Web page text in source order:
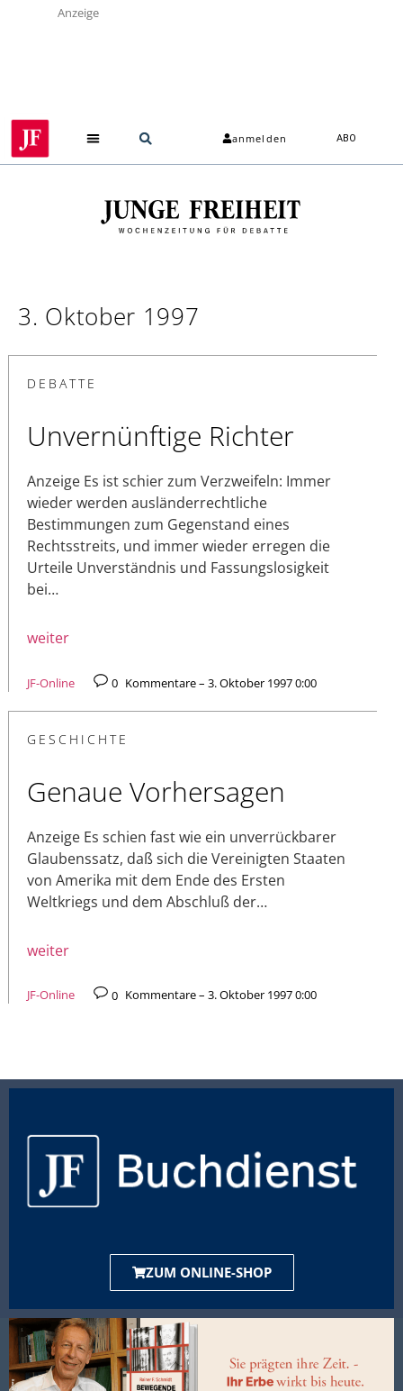
Anzeige
anmelden ABO
3. Oktober 1997
DEBATTE
Unvernünftige Richter
Anzeige Es ist schier zum Verzweifeln: Immer
wieder werden ausländerrechtliche
Bestimmungen zum Gegenstand eines
Rechtsstreits, und immer wieder erregen die
Urteile Unverständnis und Fassungslosigkeit
bei…
weiter
JF-Online 0 Kommentare – 3. Oktober 1997 0:00
GESCHICHTE
Genaue Vorhersagen
Anzeige Es schien fast wie ein unverrückbarer
Glaubenssatz, daß sich die Vereinigten Staaten
von Amerika mit dem Ende des Ersten
Weltkriegs und dem Abschluß der…
weiter
JF-Online 0 Kommentare – 3. Oktober 1997 0:00
ZUM ONLINE-SHOP